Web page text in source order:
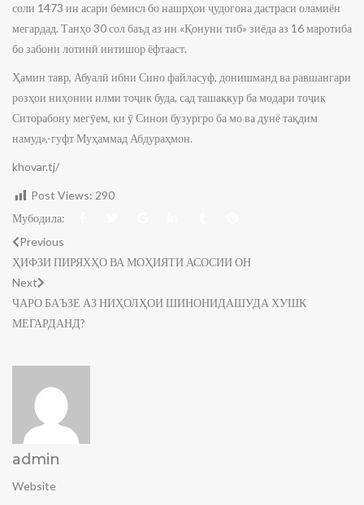
соли 1473 ин асари бемисл бо нашрҳои ҷудогона дастраси оламиён
мегардад. Танҳо 30 сол баъд аз ин «Қонуни тиб» зиёда аз 16 маротиба
бо забони лотинӣ интишор ёфтааст.
Ҳамин тавр, Абуалӣ ибни Сино файласуф, донишманд ва равшангари
розҳои ниҳонии илми тоҷик буда, сад ташаккур ба модари тоҷик
Ситорабону мегӯем, ки ӯ Синои бузургро ба мо ва дунё тақдим
намуд»,-гуфт Муҳаммад Абдураҳмон.
khovar.tj/
Post Views: 290
Мубодила:
Previous
ҲИФЗИ ПИРЯХҲО ВА МОҲИЯТИ АСОСИИ ОН
Next
ЧАРО БАЪЗЕ АЗ НИҲОЛҲОИ ШИНОНИДАШУДА ХУШК
МЕГАРДАНД?
admin
Website